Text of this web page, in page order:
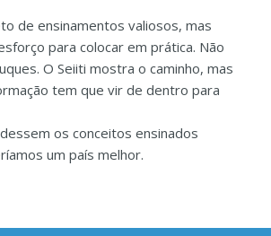
de ensinamentos valiosos, mas
para colocar em prática. Não
O Seiiti mostra o caminho, mas
tem que vir de dentro para
os conceitos ensinados
um país melhor.